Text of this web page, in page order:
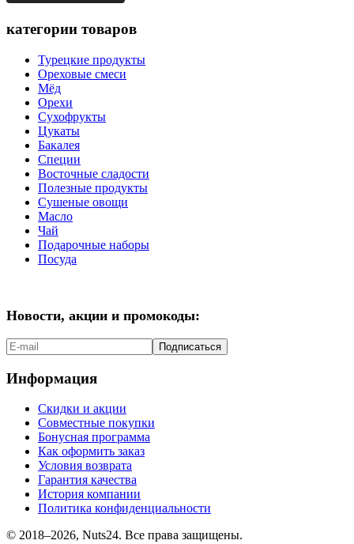
категории товаров
Турецкие продукты
Ореховые смеси
Мёд
Орехи
Сухофрукты
Цукаты
Бакалея
Специи
Восточные сладости
Полезные продукты
Сушеные овощи
Масло
Чай
Подарочные наборы
Посуда
Новости, акции и промокоды:
Подписаться
Информация
Скидки и акции
Совместные покупки
Бонусная программа
Как оформить заказ
Условия возврата
Гарантия качества
История компании
Политика конфиденциальности
© 2018–2026, Nuts24. Все права защищены.